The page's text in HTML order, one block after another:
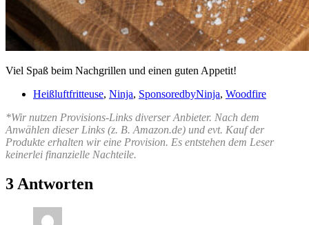
Viel Spaß beim Nachgrillen und einen guten Appetit!
Heißluftfritteuse, Ninja, SponsoredbyNinja, Woodfire
*Wir nutzen Provisions-Links diverser Anbieter. Nach dem
Anwählen dieser Links (z. B. Amazon.de) und evt. Kauf der
Produkte erhalten wir eine Provision. Es entstehen dem Leser
keinerlei finanzielle Nachteile.
3 Antworten